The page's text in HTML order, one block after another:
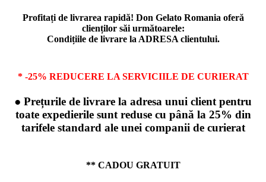
Profitați de livrarea rapidă! Don Gelato Romania oferă
clienților săi următoarele:
Condițiile de livrare la ADRESA clientului.
* -25% REDUCERE LA SERVICIILE DE CURIERAT
● Prețurile de livrare la adresa unui client pentru
toate expedierile sunt reduse cu până la 25% din
tarifele standard ale unei companii de curierat
** CADOU GRATUIT